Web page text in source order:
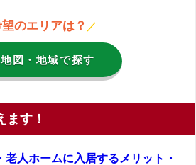
のエリアは？ ／
地図・地域で探す
ます！
老人ホームに入居するメリット・